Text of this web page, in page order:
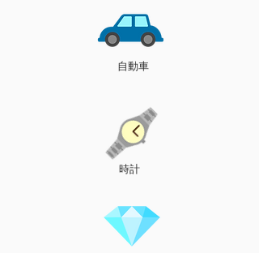
自動車
時計